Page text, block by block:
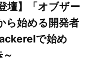
壇】「オブザー
ら始める開発者
で始め